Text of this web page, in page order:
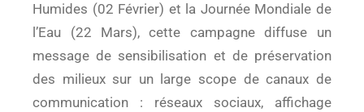
Humides (02 Février) et la Journée Mondiale de
l’Eau (22 Mars), cette campagne diffuse un
message de sensibilisation et de préservation
des milieux sur un large scope de canaux de
communication : réseaux sociaux, affichage